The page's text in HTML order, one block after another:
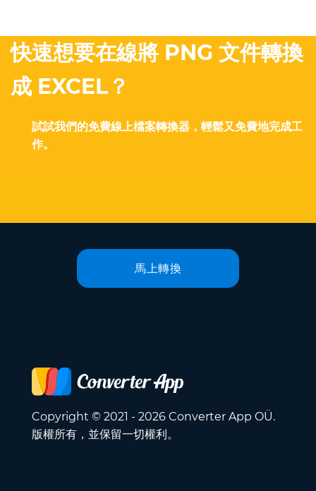
快速想要在線將 PNG 文件轉換
成 EXCEL？
試試我們的免費線上檔案轉換器，輕鬆又免費地完成工
作。
馬上轉換
Copyright © 2021 - 2026 Converter App OÜ.
版權所有，並保留一切權利。